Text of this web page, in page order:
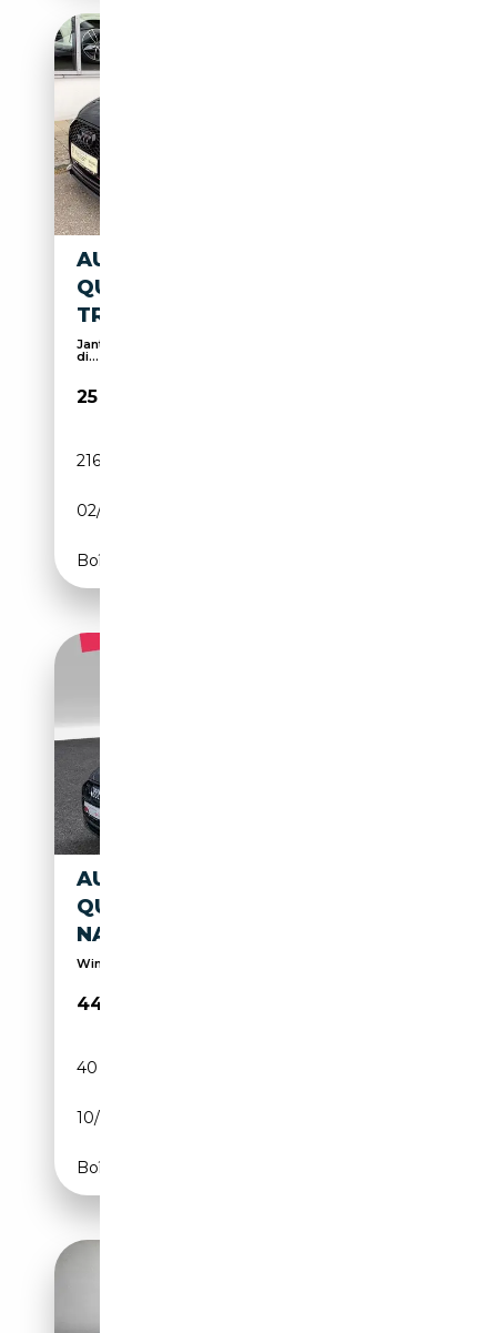
AUDI S6 AVANT 4.0 TFSI
QUATTRO S-
TRONIC/STANDHZG/PANO
Jantes alliage, Toit panoramique, Régulateur de
di...
25 990€
216 000 km
02/2018
Boîte automatique
AUDI S6 AVANT 3.0 TDI
QUATTRO TIPTRONIC AHK
NAVI
Winterräder auf Anfrage verfügbar
44 980€
40 064 km
10/2023
Boîte automatique